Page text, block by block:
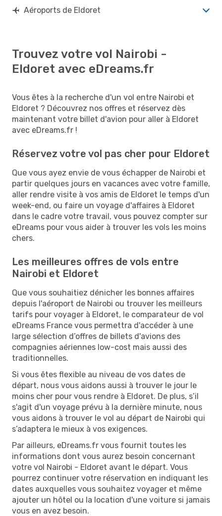
Aéroports de Eldoret
Trouvez votre vol Nairobi -
Eldoret avec eDreams.fr
Vous êtes à la recherche d'un vol entre Nairobi et
Eldoret ? Découvrez nos offres et réservez dès
maintenant votre billet d'avion pour aller à Eldoret
avec eDreams.fr !
Réservez votre vol pas cher pour Eldoret
Que vous ayez envie de vous échapper de Nairobi et
partir quelques jours en vacances avec votre famille,
aller rendre visite à vos amis de Eldoret le temps d'un
week-end, ou faire un voyage d'affaires à Eldoret
dans le cadre votre travail, vous pouvez compter sur
eDreams pour vous aider à trouver les vols les moins
chers.
Les meilleures offres de vols entre
Nairobi et Eldoret
Que vous souhaitiez dénicher les bonnes affaires
depuis l'aéroport de Nairobi ou trouver les meilleurs
tarifs pour voyager à Eldoret, le comparateur de vol
eDreams France vous permettra d'accéder à une
large sélection d’offres de billets d'avions des
compagnies aériennes low-cost mais aussi des
traditionnelles.
Si vous êtes flexible au niveau de vos dates de
départ, nous vous aidons aussi à trouver le jour le
moins cher pour vous rendre à Eldoret. De plus, s’il
s'agit d'un voyage prévu à la dernière minute, nous
vous aidons à trouver le vol au départ de Nairobi qui
s’adaptera le mieux à vos exigences.
Par ailleurs, eDreams.fr vous fournit toutes les
informations dont vous aurez besoin concernant
votre vol Nairobi - Eldoret avant le départ. Vous
pourrez continuer votre réservation en indiquant les
dates auxquelles vous souhaitez voyager et même
ajouter un hôtel ou la location d'une voiture si jamais
vous en avez besoin.